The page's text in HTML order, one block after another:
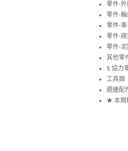
零件-
零件-輪
零件-
零件-
零件-
其他零
§ 協力
工具類
週邊配
★ 本期